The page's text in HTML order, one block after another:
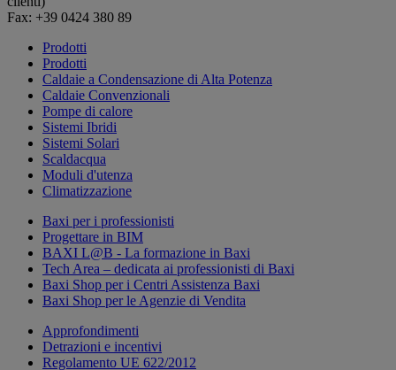
Fax: +39 0424 380 89
Prodotti
Prodotti
Caldaie a Condensazione di Alta Potenza
Caldaie Convenzionali
Pompe di calore
Sistemi Ibridi
Sistemi Solari
Scaldacqua
Moduli d'utenza
Climatizzazione
Baxi per i professionisti
Progettare in BIM
BAXI L@B - La formazione in Baxi
Tech Area – dedicata ai professionisti di Baxi
Baxi Shop per i Centri Assistenza Baxi
Baxi Shop per le Agenzie di Vendita
Approfondimenti
Detrazioni e incentivi
Regolamento UE 622/2012